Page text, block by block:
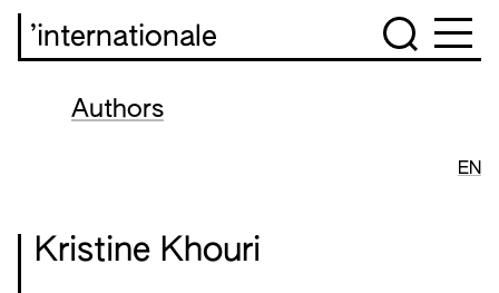
’internationale
Authors
EN
Kristine Khouri